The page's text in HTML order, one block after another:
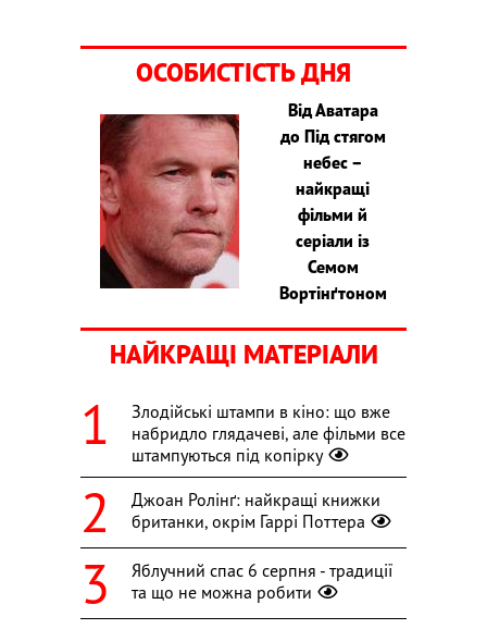
ОСОБИСТІСТЬ ДНЯ
Від Аватара
до Під стягом
небес –
найкращі
фільми й
серіали із
Семом
Вортінґтоном
НАЙКРАЩІ МАТЕРІАЛИ
Злодійські штампи в кіно: що вже
набридло глядачеві, але фільми все
штампуються під копірку
Джоан Ролінґ: найкращі книжки
британки, окрім Гаррі Поттера
Яблучний спас 6 серпня - традиції
та що не можна робити